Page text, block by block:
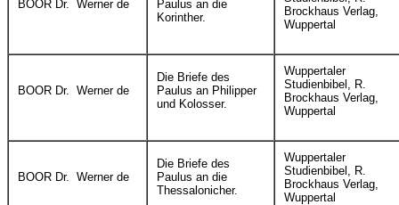
BOOR Dr. Werner de
Paulus an die
Korinther.
Brockhaus Verlag,
Wuppertal
BOOR Dr. Werner de
Die Briefe des
Paulus an Philipper
und Kolosser.
Wuppertaler
Studienbibel, R.
Brockhaus Verlag,
Wuppertal
BOOR Dr. Werner de
Die Briefe des
Paulus an die
Thessalonicher.
Wuppertaler
Studienbibel, R.
Brockhaus Verlag,
Wuppertal